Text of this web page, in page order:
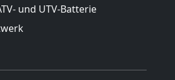
und UTV-Batterie